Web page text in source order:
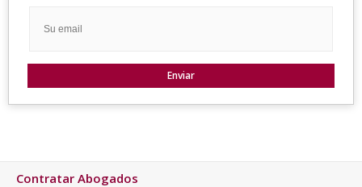
Contratar Abogados